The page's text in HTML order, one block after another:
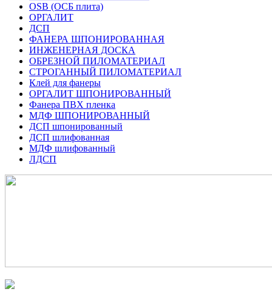
OSB (ОСБ плита)
ОРГАЛИТ
ДСП
ФАНЕРА ШПОНИРОВАННАЯ
ИНЖЕНЕРНАЯ ДОСКА
ОБРЕЗНОЙ ПИЛОМАТЕРИАЛ
СТРОГАННЫЙ ПИЛОМАТЕРИАЛ
Клей для фанеры
ОРГАЛИТ ШПОНИРОВАННЫЙ
Фанера ПВХ пленка
МДФ ШПОНИРОВАННЫЙ
ДСП шпонированный
ДСП шлифованная
МДФ шлифованный
ЛДСП